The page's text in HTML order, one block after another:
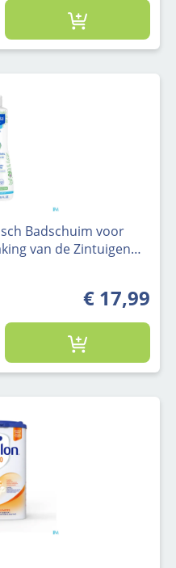
Badschuim voor
van de Zintuigen
€ 17,99